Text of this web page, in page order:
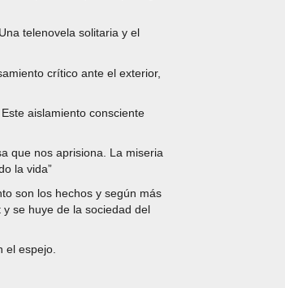
telenovela solitaria y el
crítico ante el exterior,
aislamiento consciente
que nos aprisiona. La miseria
la vida”
son los hechos y según más
se huye de la sociedad del
el espejo.